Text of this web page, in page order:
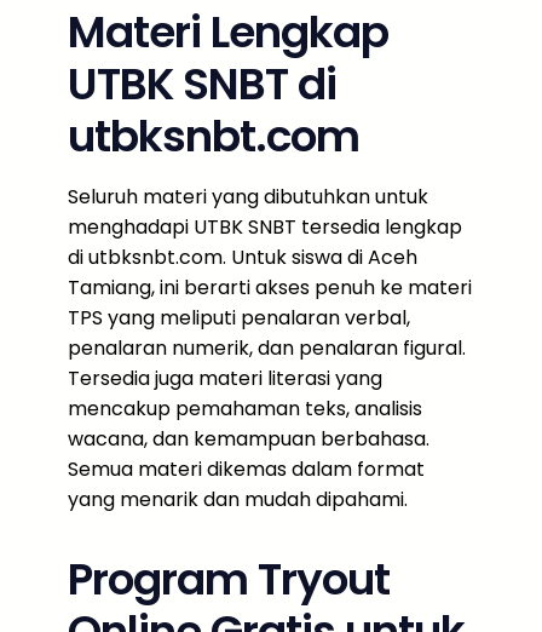
Materi Lengkap
UTBK SNBT di
utbksnbt.com
Seluruh materi yang dibutuhkan untuk
menghadapi UTBK SNBT tersedia lengkap
di utbksnbt.com. Untuk siswa di Aceh
Tamiang, ini berarti akses penuh ke materi
TPS yang meliputi penalaran verbal,
penalaran numerik, dan penalaran figural.
Tersedia juga materi literasi yang
mencakup pemahaman teks, analisis
wacana, dan kemampuan berbahasa.
Semua materi dikemas dalam format
yang menarik dan mudah dipahami.
Program Tryout